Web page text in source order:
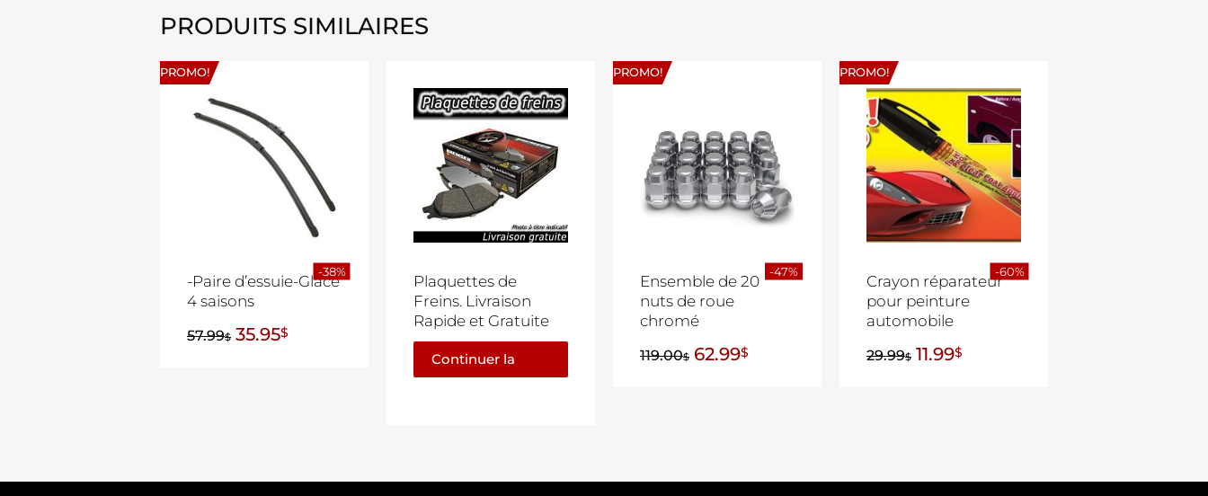
PRODUITS SIMILAIRES
PROMO!
-Paire d’essuie-Glace
4 saisons
57.99$ 35.95$
-38%
Plaquettes de
Freins. Livraison
Rapide et Gratuite
Continuer la
PROMO!
Ensemble de 20
nuts de roue
chromé
119.00$ 62.99$
-47%
PROMO!
Crayon réparateur
pour peinture
automobile
29.99$ 11.99$
-60%